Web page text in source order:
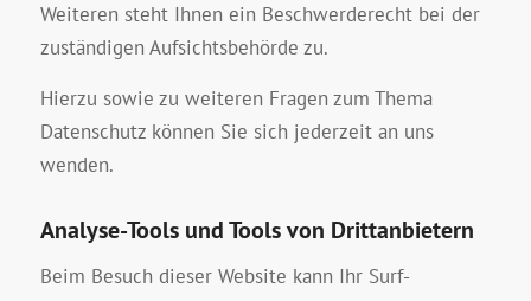
Weiteren steht Ihnen ein Beschwerderecht bei der
zuständigen Aufsichtsbehörde zu.
Hierzu sowie zu weiteren Fragen zum Thema
Datenschutz können Sie sich jederzeit an uns
wenden.
Analyse-Tools und Tools von Dritt­anbietern
Beim Besuch dieser Website kann Ihr Surf-